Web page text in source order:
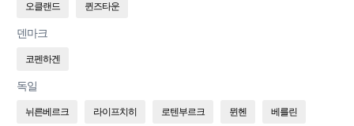
오클랜드 퀸즈타운
덴마크
코펜하겐
독일
뉘른베르크 라이프치히 로텐부르크 뮌헨 베를린